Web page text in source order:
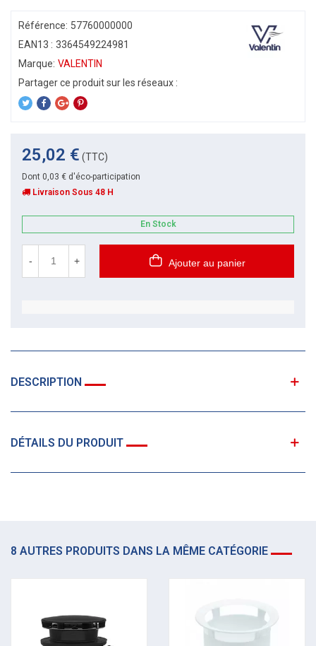
Référence: 57760000000
EAN13 : 3364549224981
Marque: VALENTIN
25,02 € (TTC)
Dont 0,03 € d'éco-participation
Livraison Sous 48 H
En Stock
- + Ajouter au panier
DESCRIPTION
DÉTAILS DU PRODUIT
8 AUTRES PRODUITS DANS LA MÊME CATÉGORIE